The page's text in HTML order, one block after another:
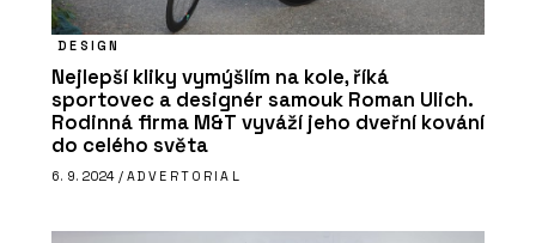
Moderní pojetí páčkových vypínačů
NEXA z tradičních materiálů
DESIGN
Nejlepší kliky vymýšlím na kole, říká
sportovec a designér samouk Roman Ulich.
Rodinná firma M&T vyváží jeho dveřní kování
do celého světa
6. 9. 2024 / ADVERTORIAL